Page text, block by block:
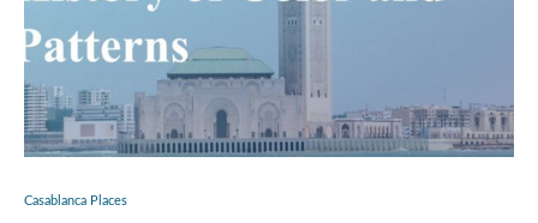
Casablanca Places